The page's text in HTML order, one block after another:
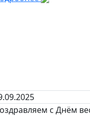
с Днём